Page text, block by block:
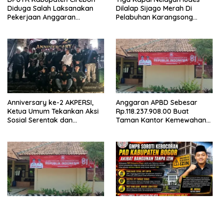
Diduga Salah Laksanakan
Pekerjaan Anggaran
Rp.581.850.000Juta
Terancam Mubazir!
Dilalap Sijago Merah Di
Pelabuhan Karangsong
Anniversary ke-2 AKPERSI,
Ketua Umum Tekankan Aksi
Sosial Serentak dan
Anggaran APBD Sebesar
Rp.118.237.908.00 Buat
Taman Kantor Kemewahan
Secara Terbuka!